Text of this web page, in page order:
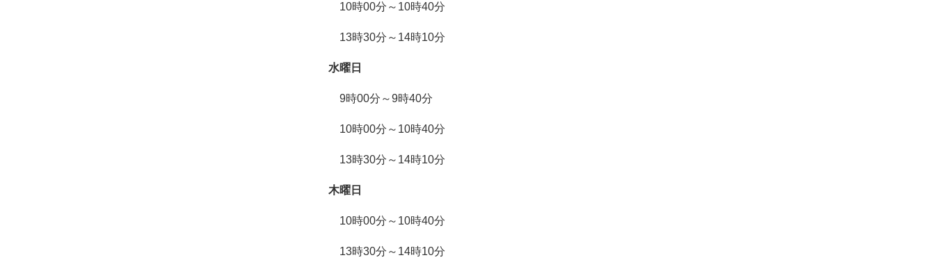
10時00分～10時40分
​13時30分～14時10分
水曜日
9時00分～9時40分
10時00分～10時40分
13時30分～14時10分
木曜日
10時00分～10時40分
13時30分～14時10分